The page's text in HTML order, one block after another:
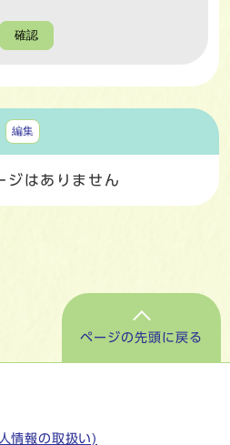
確認
編集
ジはありません
ページの先頭に戻る
情報の取扱い)